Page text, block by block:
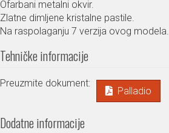
Ofarbani metalni okvir.
Zlatne dimljene kristalne pastile.
Na raspolaganju 7 verzija ovog modela.
Tehničke informacije
Preuzmite dokument:
Palladio
Dodatne informacije